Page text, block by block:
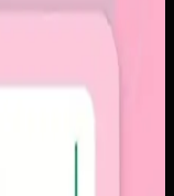
personal
dan tekanan
membutuhkan